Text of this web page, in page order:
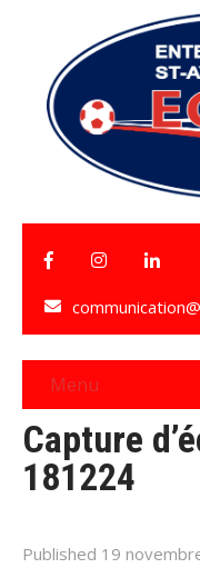
Menu
Capture
181224
Published 19